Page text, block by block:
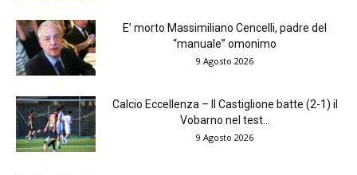
E’ morto Massimiliano Cencelli, padre del
“manuale” omonimo
9 Agosto 2026
Calcio Eccellenza – Il Castiglione batte (2-1) il
Vobarno nel test...
9 Agosto 2026